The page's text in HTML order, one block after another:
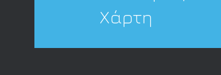
Χάρτη